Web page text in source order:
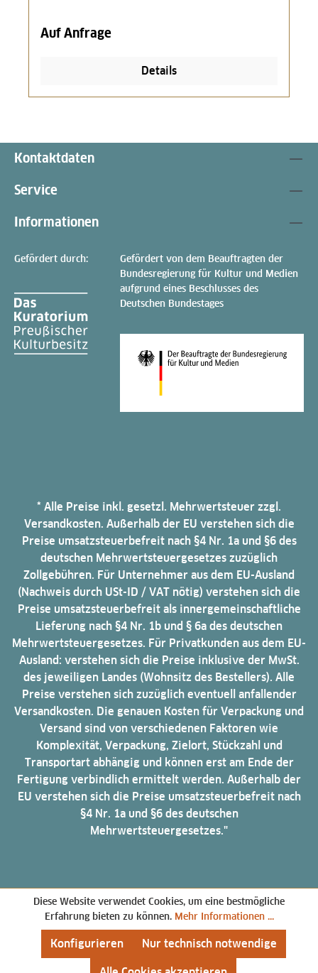
Auf Anfrage
Details
Kontaktdaten
Service
Informationen
Gefördert durch:
Gefördert von dem Beauftragten der
Bundesregierung für Kultur und Medien
aufgrund eines Beschlusses des
Deutschen Bundestages
* Alle Preise inkl. gesetzl. Mehrwertsteuer zzgl.
Versandkosten. Außerhalb der EU verstehen sich die
Preise umsatzsteuerbefreit nach §4 Nr. 1a und §6 des
deutschen Mehrwertsteuergesetzes zuzüglich
Zollgebühren. Für Unternehmer aus dem EU-Ausland
(Nachweis durch USt-ID / VAT nötig) verstehen sich die
Preise umsatzsteuerbefreit als innergemeinschaftliche
Lieferung nach §4 Nr. 1b und § 6a des deutschen
Mehrwertsteuergesetzes. Für Privatkunden aus dem EU-
Ausland: verstehen sich die Preise inklusive der MwSt.
des jeweiligen Landes (Wohnsitz des Bestellers). Alle
Preise verstehen sich zuzüglich eventuell anfallender
Versandkosten. Die genauen Kosten für Verpackung und
Versand sind von verschiedenen Faktoren wie
Komplexität, Verpackung, Zielort, Stückzahl und
Transportart abhängig und können erst am Ende der
Fertigung verbindlich ermittelt werden. Außerhalb der
EU verstehen sich die Preise umsatzsteuerbefreit nach
§4 Nr. 1a und §6 des deutschen
Mehrwertsteuergesetzes."
Diese Website verwendet Cookies, um eine bestmögliche
Erfahrung bieten zu können. Mehr Informationen ...
Nur technisch notwendige
Konfigurieren